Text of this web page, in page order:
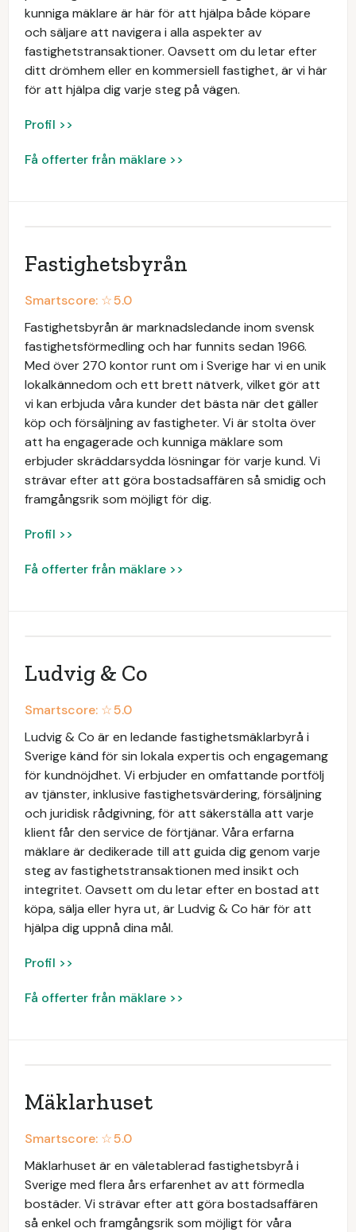
kunniga mäklare är här för att hjälpa både köpare
och säljare att navigera i alla aspekter av
fastighetstransaktioner. Oavsett om du letar efter
ditt drömhem eller en kommersiell fastighet, är vi här
för att hjälpa dig varje steg på vägen.
Profil >>
Få offerter från mäklare >>
Fastighetsbyrån
Smartscore: ☆5.0
Fastighetsbyrån är marknadsledande inom svensk
fastighetsförmedling och har funnits sedan 1966.
Med över 270 kontor runt om i Sverige har vi en unik
lokalkännedom och ett brett nätverk, vilket gör att
vi kan erbjuda våra kunder det bästa när det gäller
köp och försäljning av fastigheter. Vi är stolta över
att ha engagerade och kunniga mäklare som
erbjuder skräddarsydda lösningar för varje kund. Vi
strävar efter att göra bostadsaffären så smidig och
framgångsrik som möjligt för dig.
Profil >>
Få offerter från mäklare >>
Ludvig & Co
Smartscore: ☆5.0
Ludvig & Co är en ledande fastighetsmäklarbyrå i
Sverige känd för sin lokala expertis och engagemang
för kundnöjdhet. Vi erbjuder en omfattande portfölj
av tjänster, inklusive fastighetsvärdering, försäljning
och juridisk rådgivning, för att säkerställa att varje
klient får den service de förtjänar. Våra erfarna
mäklare är dedikerade till att guida dig genom varje
steg av fastighetstransaktionen med insikt och
integritet. Oavsett om du letar efter en bostad att
köpa, sälja eller hyra ut, är Ludvig & Co här för att
hjälpa dig uppnå dina mål.
Profil >>
Få offerter från mäklare >>
Mäklarhuset
Smartscore: ☆5.0
Mäklarhuset är en väletablerad fastighetsbyrå i
Sverige med flera års erfarenhet av att förmedla
bostäder. Vi strävar efter att göra bostadsaffären
så enkel och framgångsrik som möjligt för våra